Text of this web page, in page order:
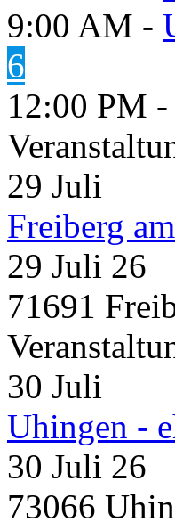
9:00 AM -
6
12:00 PM -
29 Juli
Freiberg
29 Juli 26
71691
30 Juli
Uhingen -
30 Juli 26
73066